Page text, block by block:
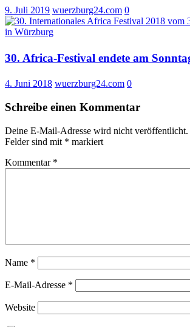
9. Juli 2019 wuerzburg24.com 0
30. Africa-Festival endete am
4. Juni 2018 wuerzburg24.com 0
Schreibe einen Kommentar
Deine E-Mail-Adresse wird nicht veröffentlicht.
Felder sind mit * markiert
Kommentar *
Name *
E-Mail-Adresse *
Website